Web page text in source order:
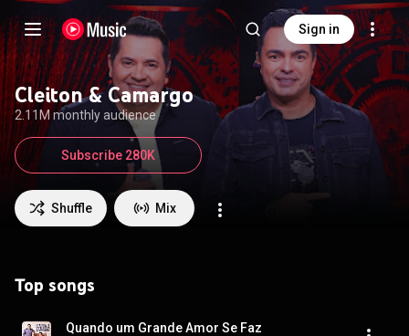
Sign in
Cleiton & Camargo
2.11M monthly audience
Shuffle Mix
Subscribe 280K
Top songs
Quando um Grande Amor Se Faz